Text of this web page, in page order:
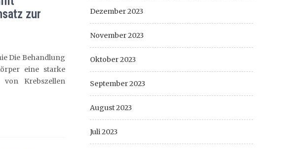
zur
Die Behandlung
eine starke
von Krebszellen
Dezember 2023
November 2023
Oktober 2023
September 2023
August 2023
Juli 2023